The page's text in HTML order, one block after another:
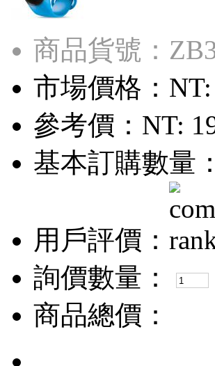
商品貨號：
市場價格：
參考價： NT:
基本訂購數量
用戶評價：
詢價數量：
商品總價：